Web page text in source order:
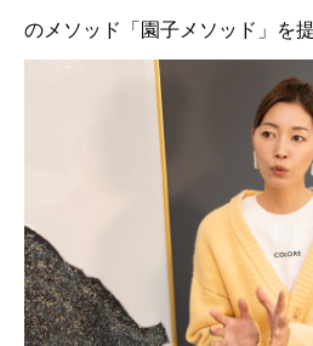
のメソッド「園子メソッド」を